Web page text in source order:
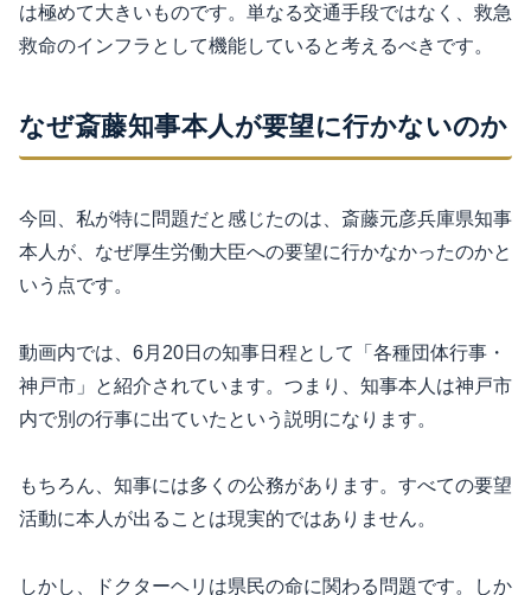
は極めて大きいものです。単なる交通手段ではなく、救急
救命のインフラとして機能していると考えるべきです。
なぜ斎藤知事本人が要望に行かないのか
今回、私が特に問題だと感じたのは、斎藤元彦兵庫県知事
本人が、なぜ厚生労働大臣への要望に行かなかったのかと
いう点です。
動画内では、6月20日の知事日程として「各種団体行事・
神戸市」と紹介されています。つまり、知事本人は神戸市
内で別の行事に出ていたという説明になります。
もちろん、知事には多くの公務があります。すべての要望
活動に本人が出ることは現実的ではありません。
しかし、ドクターヘリは県民の命に関わる問題です。しか